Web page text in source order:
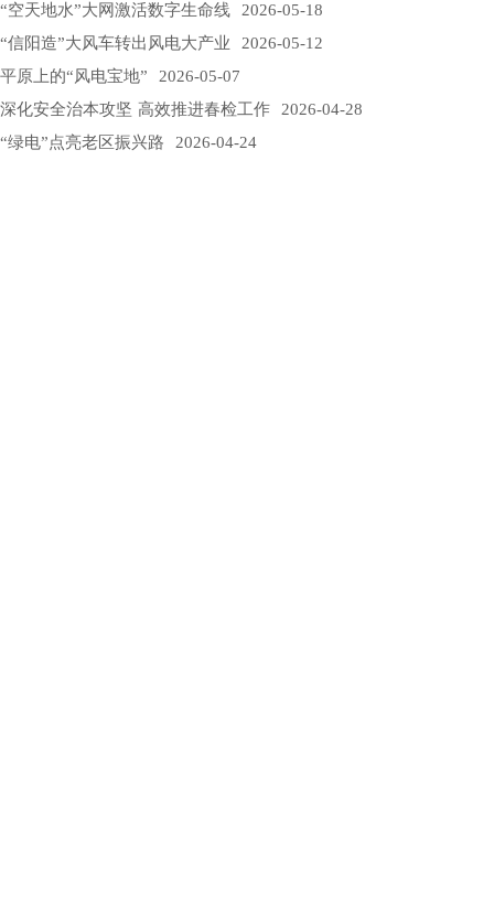
“空天地水”大网激活数字生命线 2026-05-18
“信阳造”大风车转出风电大产业 2026-05-12
平原上的“风电宝地” 2026-05-07
深化安全治本攻坚 高效推进春检工作 2026-04-28
“绿电”点亮老区振兴路 2026-04-24